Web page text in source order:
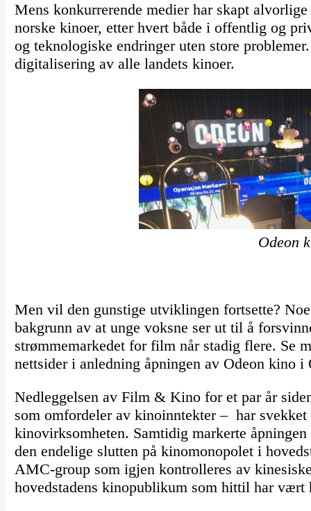
Mens konkurrerende medier har skapt
norske kinoer, etter hvert både i offentlig og
og teknologiske endringer uten store
digitalisering av alle landets kinoer.
Odeon
Men vil den gunstige utviklingen fortsette?
bakgrunn av at unge voksne ser ut til å
strømmemarkedet for film når stadig flere. Se
nettsider i anledning åpningen av Odeon kino i
Nedleggelsen av Film & Kino for et par år
som omfordeler av kinoinntekter – har
kinovirksomheten. Samtidig markerte
den endelige slutten på kinomonopolet i
AMC-group som igjen kontrolleres av
hovedstadens kinopublikum som hittil har